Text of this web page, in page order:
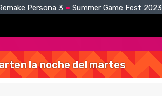
Persona 3 Summer Game Fest 2023
la noche del martes